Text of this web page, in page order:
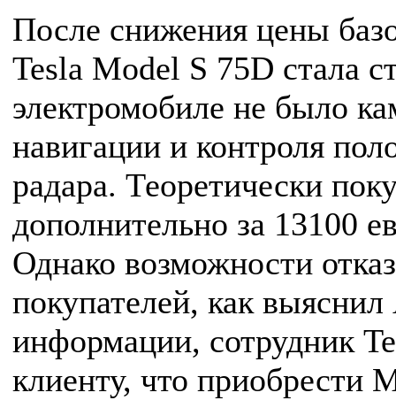
После снижения цены
Tesla Model S 75D стала
электромобиле не было
навигации и контроля
радара. Теоретически
дополнительно за 13100
Однако возможности
покупателей, как
информации, сотрудник
клиенту, что приобрести